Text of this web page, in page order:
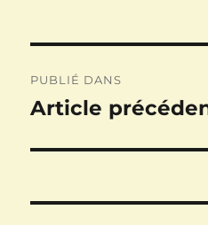
de
PUBLIÉ DANS
Article